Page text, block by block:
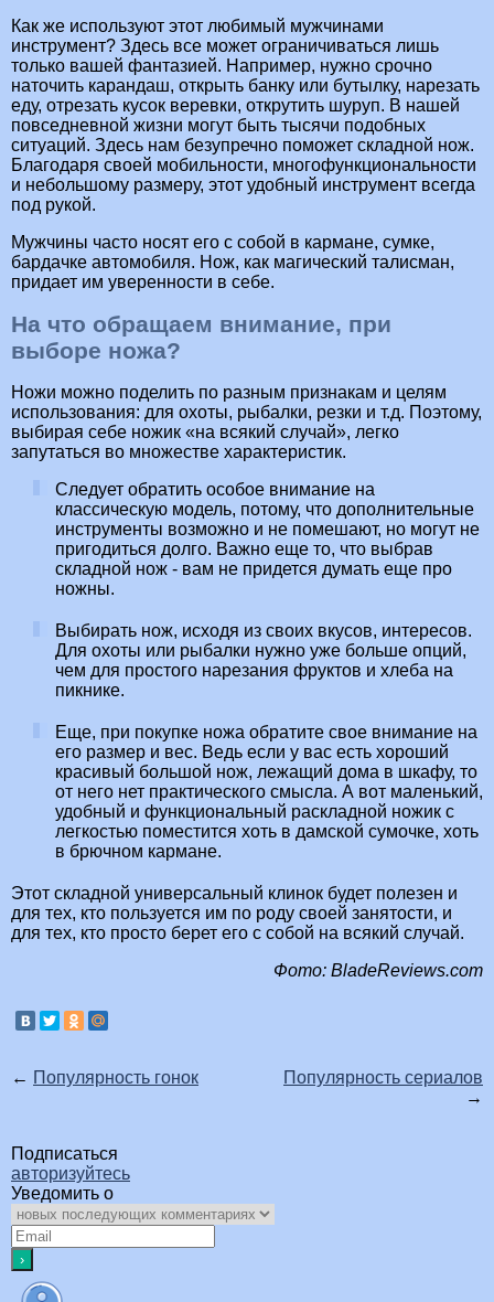
Как же используют этот любимый мужчинами
инструмент? Здесь все может ограничиваться лишь
только вашей фантазией. Например, нужно срочно
наточить карандаш, открыть банку или бутылку, нарезать
еду, отрезать кусок веревки, открутить шуруп. В нашей
повседневной жизни могут быть тысячи подобных
ситуаций. Здесь нам безупречно поможет складной нож.
Благодаря своей мобильности, многофункциональности
и небольшому размеру, этот удобный инструмент всегда
под рукой.
Мужчины часто носят его с собой в кармане, сумке,
бардачке автомобиля. Нож, как магический талисман,
придает им уверенности в себе.
На что обращаем внимание, при
выборе ножа?
Ножи можно поделить по разным признакам и целям
использования: для охоты, рыбалки, резки и т.д. Поэтому,
выбирая себе ножик «на всякий случай», легко
запутаться во множестве характеристик.
Следует обратить особое внимание на
классическую модель, потому, что дополнительные
инструменты возможно и не помешают, но могут не
пригодиться долго. Важно еще то, что выбрав
складной нож - вам не придется думать еще про
ножны.
Выбирать нож, исходя из своих вкусов, интересов.
Для охоты или рыбалки нужно уже больше опций,
чем для простого нарезания фруктов и хлеба на
пикнике.
Еще, при покупке ножа обратите свое внимание на
его размер и вес. Ведь если у вас есть хороший
красивый большой нож, лежащий дома в шкафу, то
от него нет практического смысла. А вот маленький,
удобный и функциональный раскладной ножик с
легкостью поместится хоть в дамской сумочке, хоть
в брючном кармане.
Этот складной универсальный клинок будет полезен и
для тех, кто пользуется им по роду своей занятости, и
для тех, кто просто берет его с собой на всякий случай.
Фото: BladeReviews.com
← Популярность гонок
Популярность сериалов
→
Подписаться
авторизуйтесь
Уведомить о